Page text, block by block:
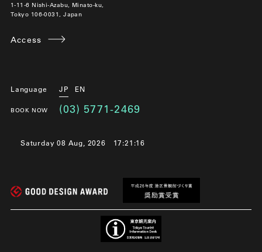
1-11-6 Nishi-Azabu, Minato-ku,
Tokyo 106-0031, Japan
Access
Language JP EN
BOOK NOW (03) 5771-2469
Saturday 08 Aug, 2026 17:21:17